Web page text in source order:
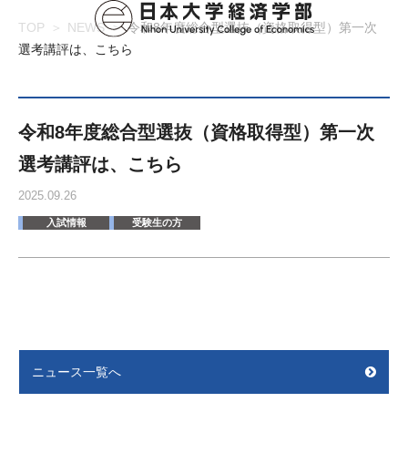
TOP NEWS
令和8年度総合型選抜（資格取得型）第一次
選考講評は、こちら
令和8年度総合型選抜（資格取得型）第一次
選考講評は、こちら
2025.09.26
入試情報 受験生の方
ニュース一覧へ